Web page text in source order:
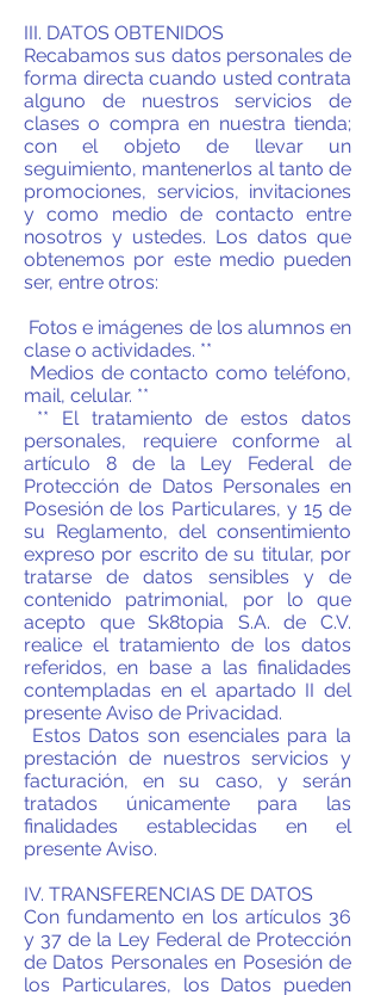
III. DATOS OBTENIDOS
Recabamos sus datos personales de
forma directa cuando usted contrata
alguno de nuestros servicios de
clases o compra en nuestra tienda;
con el objeto de llevar un
seguimiento, mantenerlos al tanto de
promociones, servicios, invitaciones
y como medio de contacto entre
nosotros y ustedes. Los datos que
obtenemos por este medio pueden
ser, entre otros:
Fotos e imágenes de los alumnos en
clase o actividades. **
Medios de contacto como teléfono,
mail, celular. **
** El tratamiento de estos datos
personales, requiere conforme al
artículo 8 de la Ley Federal de
Protección de Datos Personales en
Posesión de los Particulares, y 15 de
su Reglamento, del consentimiento
expreso por escrito de su titular, por
tratarse de datos sensibles y de
contenido patrimonial, por lo que
acepto que Sk8topia S.A. de C.V.
realice el tratamiento de los datos
referidos, en base a las finalidades
contempladas en el apartado II del
presente Aviso de Privacidad.
Estos Datos son esenciales para la
prestación de nuestros servicios y
facturación, en su caso, y serán
tratados únicamente para las
finalidades establecidas en el
presente Aviso.
IV. TRANSFERENCIAS DE DATOS
Con fundamento en los artículos 36
y 37 de la Ley Federal de Protección
de Datos Personales en Posesión de
los Particulares, los Datos pueden